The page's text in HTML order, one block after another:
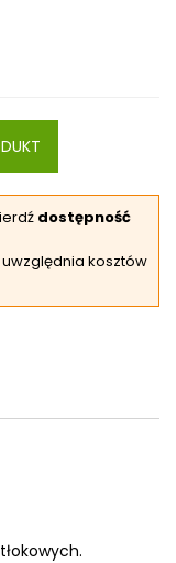
dostępność
kosztów